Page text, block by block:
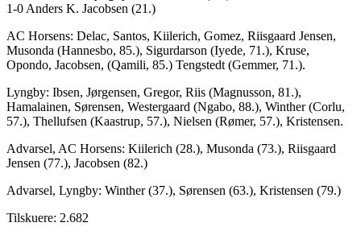
1-0 Anders K. Jacobsen (21.)
AC Horsens: Delac, Santos, Kiilerich, Gomez, Riisgaard Jensen,
Musonda (Hannesbo, 85.), Sigurdarson (Iyede, 71.), Kruse,
Opondo, Jacobsen, (Qamili, 85.) Tengstedt (Gemmer, 71.).
Lyngby: Ibsen, Jørgensen, Gregor, Riis (Magnusson, 81.),
Hamalainen, Sørensen, Westergaard (Ngabo, 88.), Winther (Corlu,
57.), Thellufsen (Kaastrup, 57.), Nielsen (Rømer, 57.), Kristensen.
Advarsel, AC Horsens: Kiilerich (28.), Musonda (73.), Riisgaard
Jensen (77.), Jacobsen (82.)
Advarsel, Lyngby: Winther (37.), Sørensen (63.), Kristensen (79.)
Tilskuere: 2.682